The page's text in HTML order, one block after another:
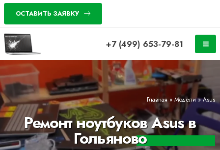
ОСТАВИТЬ ЗАЯВКУ
+7 (499) 653-79-81
Главная» Модели»Asus
Ремонт ноутбуков Asus в
Гольяново